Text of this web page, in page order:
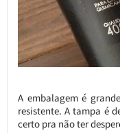
A embalagem é
resistente. A tampa é
certo pra não ter